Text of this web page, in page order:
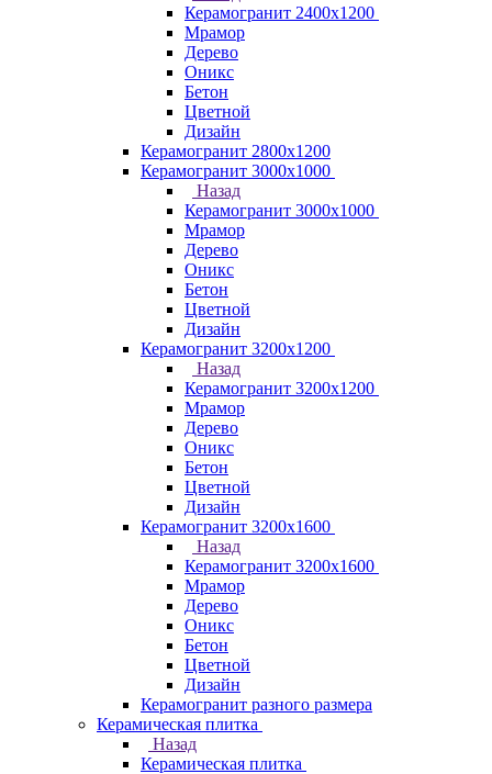
Керамогранит 2400х1200
Мрамор
Дерево
Оникс
Бетон
Цветной
Дизайн
Керамогранит 2800x1200
Керамогранит 3000х1000
Назад
Керамогранит 3000х1000
Мрамор
Дерево
Оникс
Бетон
Цветной
Дизайн
Керамогранит 3200х1200
Назад
Керамогранит 3200х1200
Мрамор
Дерево
Оникс
Бетон
Цветной
Дизайн
Керамогранит 3200х1600
Назад
Керамогранит 3200х1600
Мрамор
Дерево
Оникс
Бетон
Цветной
Дизайн
Керамогранит разного размера
Керамическая плитка
Назад
Керамическая плитка